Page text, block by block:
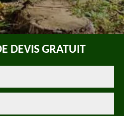
DEVIS GRATUIT